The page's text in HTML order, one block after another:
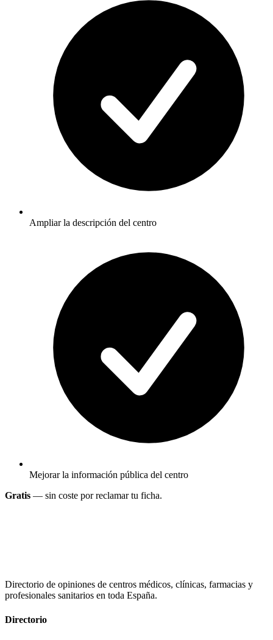
Ampliar la descripción del centro
Mejorar la información pública del centro
Gratis — sin coste por reclamar tu ficha.
Directorio de opiniones de centros médicos, clínicas, farmacias y
profesionales sanitarios en toda España.
Directorio